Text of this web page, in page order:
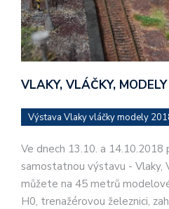
VLAKY, VLÁČKY, MODELY
Výstava Vlaky vláčky modely
Ve dnech 13.10. a 14.10.2018
samostatnou výstavu - Vlaky,
můžete na 45 metrů
H0, trenažérovou železnici,